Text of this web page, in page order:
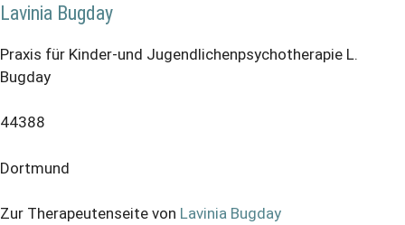
Lavinia Bugday
Praxis für Kinder-und Jugendlichenpsychotherapie L.
Bugday
44388
Dortmund
Zur Therapeutenseite von Lavinia Bugday